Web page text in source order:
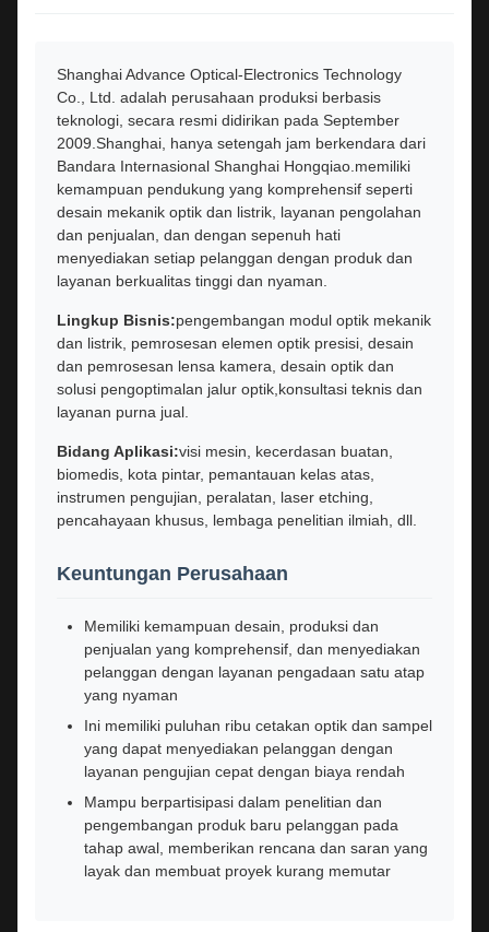
Shanghai Advance Optical-Electronics Technology
Co., Ltd. adalah perusahaan produksi berbasis
teknologi, secara resmi didirikan pada September
2009.Shanghai, hanya setengah jam berkendara dari
Bandara Internasional Shanghai Hongqiao.memiliki
kemampuan pendukung yang komprehensif seperti
desain mekanik optik dan listrik, layanan pengolahan
dan penjualan, dan dengan sepenuh hati
menyediakan setiap pelanggan dengan produk dan
layanan berkualitas tinggi dan nyaman.
Lingkup Bisnis:pengembangan modul optik mekanik
dan listrik, pemrosesan elemen optik presisi, desain
dan pemrosesan lensa kamera, desain optik dan
solusi pengoptimalan jalur optik,konsultasi teknis dan
layanan purna jual.
Bidang Aplikasi:visi mesin, kecerdasan buatan,
biomedis, kota pintar, pemantauan kelas atas,
instrumen pengujian, peralatan, laser etching,
pencahayaan khusus, lembaga penelitian ilmiah, dll.
Keuntungan Perusahaan
Memiliki kemampuan desain, produksi dan
penjualan yang komprehensif, dan menyediakan
pelanggan dengan layanan pengadaan satu atap
yang nyaman
Ini memiliki puluhan ribu cetakan optik dan sampel
yang dapat menyediakan pelanggan dengan
layanan pengujian cepat dengan biaya rendah
Mampu berpartisipasi dalam penelitian dan
pengembangan produk baru pelanggan pada
tahap awal, memberikan rencana dan saran yang
layak dan membuat proyek kurang memutar